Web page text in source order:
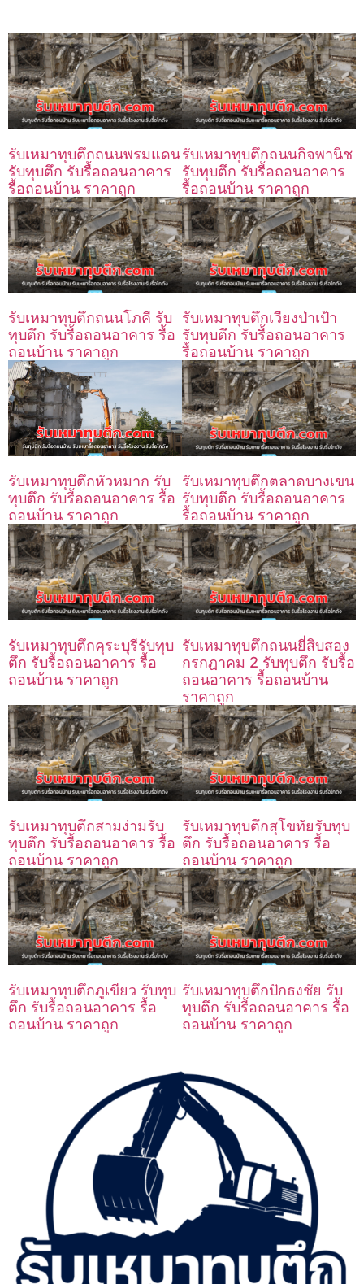
รับเหมาทุบตึกถนนพรมแดน
รับทุบตึก รับรื้อถอนอาคาร
รื้อถอนบ้าน ราคาถูก
รับเหมาทุบตึกถนนกิจพานิช
รับทุบตึก รับรื้อถอนอาคาร
รื้อถอนบ้าน ราคาถูก
รับเหมาทุบตึกถนนโภคี รับ
ทุบตึก รับรื้อถอนอาคาร รื้อ
ถอนบ้าน ราคาถูก
รับเหมาทุบตึกเวียงป่าเป้า
รับทุบตึก รับรื้อถอนอาคาร
รื้อถอนบ้าน ราคาถูก
รับเหมาทุบตึกหัวหมาก รับ
ทุบตึก รับรื้อถอนอาคาร รื้อ
ถอนบ้าน ราคาถูก
รับเหมาทุบตึกตลาดบางเขน
รับทุบตึก รับรื้อถอนอาคาร
รื้อถอนบ้าน ราคาถูก
รับเหมาทุบตึกคุระบุรีรับทุบ
ตึก รับรื้อถอนอาคาร รื้อ
ถอนบ้าน ราคาถูก
รับเหมาทุบตึกถนนยี่สิบสอง
กรกฎาคม 2 รับทุบตึก รับรื้อ
ถอนอาคาร รื้อถอนบ้าน
ราคาถูก
รับเหมาทุบตึกสามง่ามรับ
ทุบตึก รับรื้อถอนอาคาร รื้อ
ถอนบ้าน ราคาถูก
รับเหมาทุบตึกสุโขทัยรับทุบ
ตึก รับรื้อถอนอาคาร รื้อ
ถอนบ้าน ราคาถูก
รับเหมาทุบตึกภูเขียว รับทุบ
ตึก รับรื้อถอนอาคาร รื้อ
ถอนบ้าน ราคาถูก
รับเหมาทุบตึกปักธงชัย รับ
ทุบตึก รับรื้อถอนอาคาร รื้อ
ถอนบ้าน ราคาถูก